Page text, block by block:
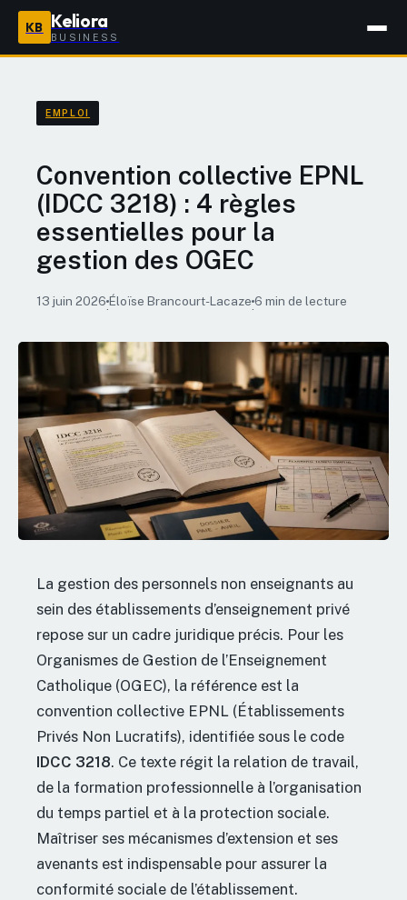
KB Keliora
BUSINESS
EMPLOI
Convention collective EPNL
(IDCC 3218) : 4 règles
essentielles pour la
gestion des OGEC
13 juin 2026
·
Éloïse Brancourt-Lacaze
·
6 min de lecture
La gestion des personnels non enseignants au
sein des établissements d’enseignement privé
repose sur un cadre juridique précis. Pour les
Organismes de Gestion de l’Enseignement
Catholique (OGEC), la référence est la
convention collective EPNL (Établissements
Privés Non Lucratifs), identifiée sous le code
IDCC 3218. Ce texte régit la relation de travail,
de la formation professionnelle à l’organisation
du temps partiel et à la protection sociale.
Maîtriser ses mécanismes d’extension et ses
avenants est indispensable pour assurer la
conformité sociale de l’établissement.